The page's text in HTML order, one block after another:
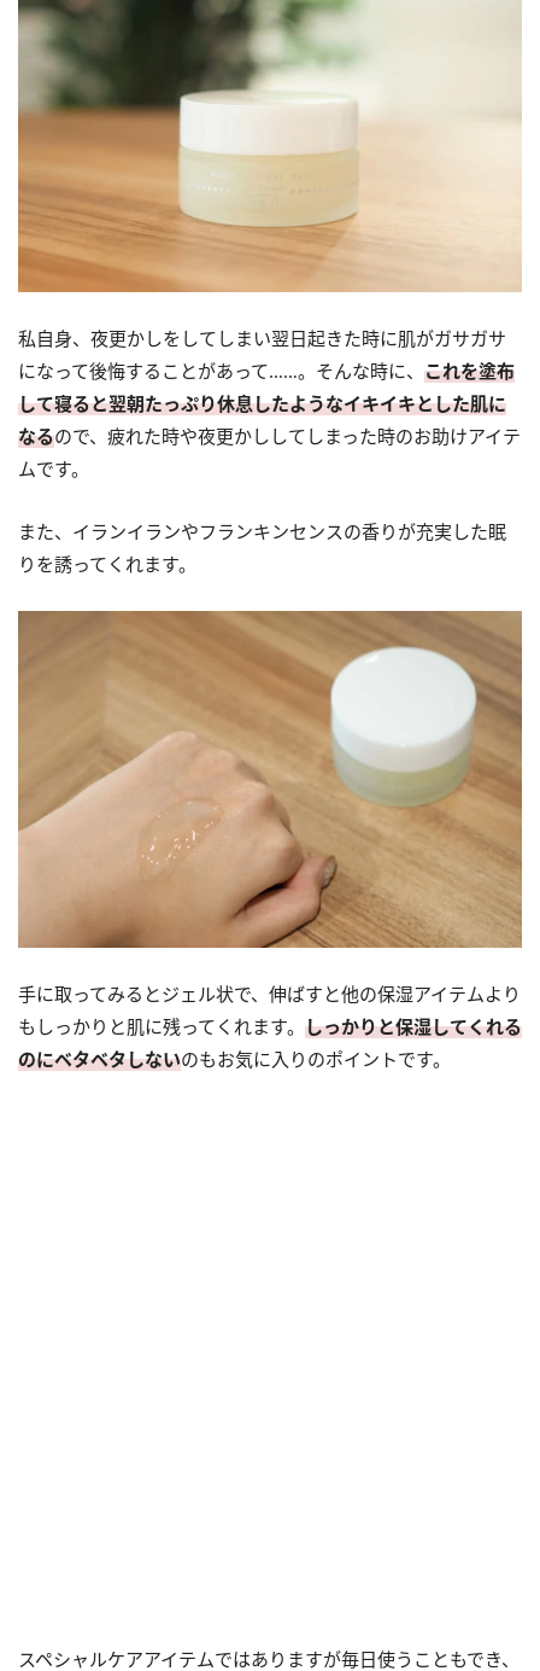
私自身、夜更かしをしてしまい翌日起きた時に肌がガサガサ
になって後悔することがあって……。そんな時に、 これを塗布
して寝ると翌朝たっぷり休息したようなイキイキとした肌に
なるので、疲れた時や夜更かししてしまった時のお助けアイテ
ムです。
また、イランイランやフランキンセンスの香りが充実した眠
りを誘ってくれます。
手に取ってみるとジェル状で、伸ばすと他の保湿アイテムより
もしっかりと肌に残ってくれます。 しっかりと保湿してくれる
のにベタベタしないのもお気に入りのポイントです。
スペシャルケアアイテムではありますが毎日使うこともでき、